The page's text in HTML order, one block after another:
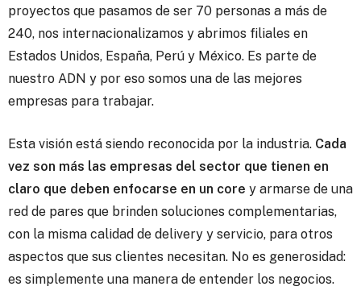
proyectos que pasamos de ser 70 personas a más de
240, nos internacionalizamos y abrimos filiales en
Estados Unidos, España, Perú y México. Es parte de
nuestro ADN y por eso somos una de las mejores
empresas para trabajar.
Esta visión está siendo reconocida por la industria. Cada
vez son más las empresas del sector que tienen en
claro que deben enfocarse en un core y armarse de una
red de pares que brinden soluciones complementarias,
con la misma calidad de delivery y servicio, para otros
aspectos que sus clientes necesitan. No es generosidad:
es simplemente una manera de entender los negocios.